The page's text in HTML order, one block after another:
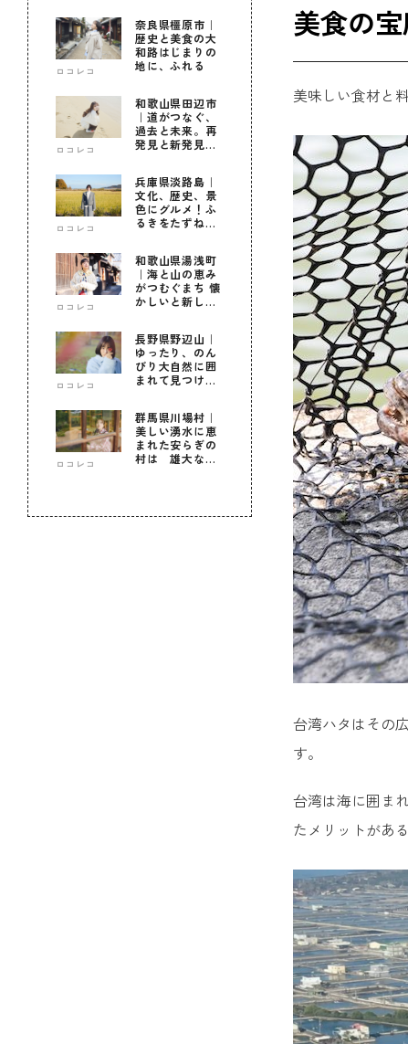
ロコレコ
奈良県橿原市｜
歴史と美食の大
和路はじまりの
地に、ふれる
ロコレコ
和歌山県田辺市
｜道がつなぐ、
過去と未来。再
発見と新発見の
ロコレコ
兵庫県淡路島｜
文化、歴史、景
色にグルメ！ふ
るきをたずねて
ロコレコ
和歌山県湯浅町
｜海と山の恵み
がつむぐまち 懐
かしいと新しい
ロコレコ
長野県野辺山｜
ゆったり、のん
びり大自然に囲
まれて見つけ
ロコレコ
群馬県川場村｜
美しい湧水に恵
まれた安らぎの
村は 雄大な自
美食の
美味しい食材と
台湾ハタはその
す。
台湾は海に囲ま
たメリットがあ